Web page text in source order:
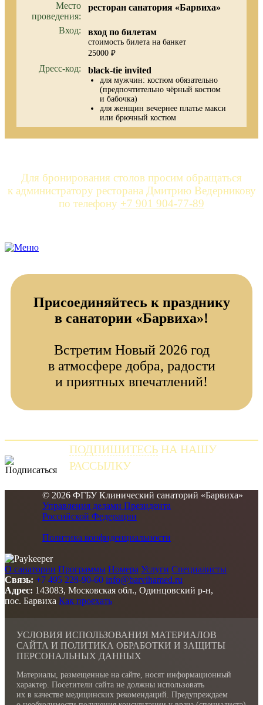
Место
проведения:
ресторан санатория «Барвиха»
Вход: вход по билетам
стоимость билета на банкет
25000 ₽
Дресс-код: black-tie invited
для мужчин: костюм обязательно
(предпочтительно чёрный костюм
и бабочка)
для женщин вечернее платье макси
или брючный костюм
Для бронирования столов просим обращаться
к администратору ресторана Дмитрию Ведерникову
по телефону +7 901 904-77-89
Присоединяйтесь к празднику
в санатории «Барвиха»!
Встретим Новый 2026 год
в атмосфере добра, радости
и приятных впечатлений!
ПОДПИШИТЕСЬ НА НАШУ
РАССЫЛКУ
© 2026 ФГБУ Клинический санаторий «Барвиха»
Управления делами Президента
Российской Федерации
Политика конфиденциальности
О санатории Программы Номера Услуги Специалисты
Связь: +7 495 228-90-60 info@barvihamed.ru
Адрес: 143083, Московская обл., Одинцовский р-н,
пос. Барвиха Как проехать
УСЛОВИЯ ИСПОЛЬЗОВАНИЯ МАТЕРИАЛОВ
САЙТА И ПОЛИТИКА ОБРАБОТКИ И ЗАЩИТЫ
ПЕРСОНАЛЬНЫХ ДАННЫХ
Материалы, размещенные на сайте, носят информационный
характер. Посетители сайта не должны использовать
их в качестве медицинских рекомендаций. Предупреждаем